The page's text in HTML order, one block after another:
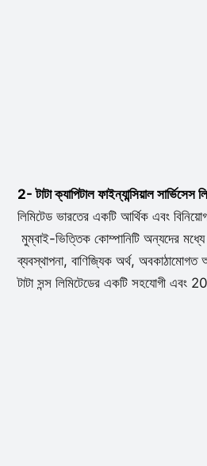
2- টাটা ক্যাপিটাল ফাইন্যান্সিয়াল সার্ভিসেস
লিমিটেড ভারতের একটি আর্থিক এবং
মুম্বাই-ভিত্তিক কোম্পানিটি অন্যদের
ব্যবস্থাপনা, বাণিজ্যিক অর্থ, অবকাঠামোগত
টাটা সন্স লিমিটেডের একটি সহযোগী এবং